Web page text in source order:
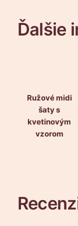
Ďalšie
Ružové midi
šaty s
kvetinovým
vzorom